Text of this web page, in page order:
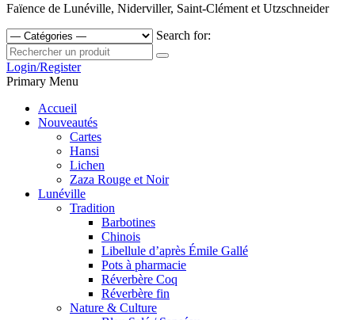
Faïence de Lunéville, Niderviller, Saint-Clément et Utzschneider
Search for:
Login/Register
Primary Menu
Accueil
Nouveautés
Cartes
Hansi
Lichen
Zaza Rouge et Noir
Lunéville
Tradition
Barbotines
Chinois
Libellule d’après Émile Gallé
Pots à pharmacie
Réverbère Coq
Réverbère fin
Nature & Culture